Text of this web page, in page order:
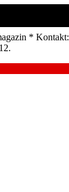
* Kontakt: